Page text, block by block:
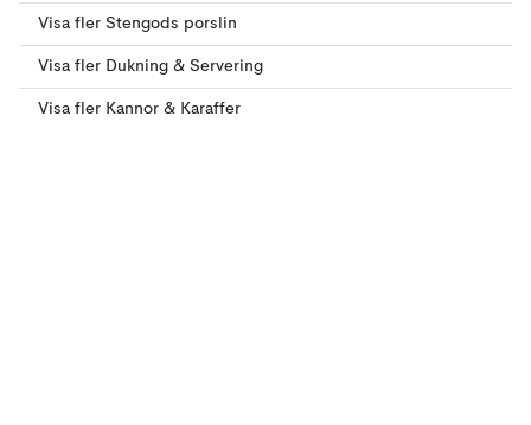
Visa fler Stengods porslin
Visa fler Dukning & Servering
Visa fler Kannor & Karaffer